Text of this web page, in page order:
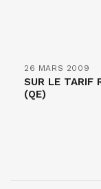
26 MARS 2009
SUR LE TARIF
(QE)